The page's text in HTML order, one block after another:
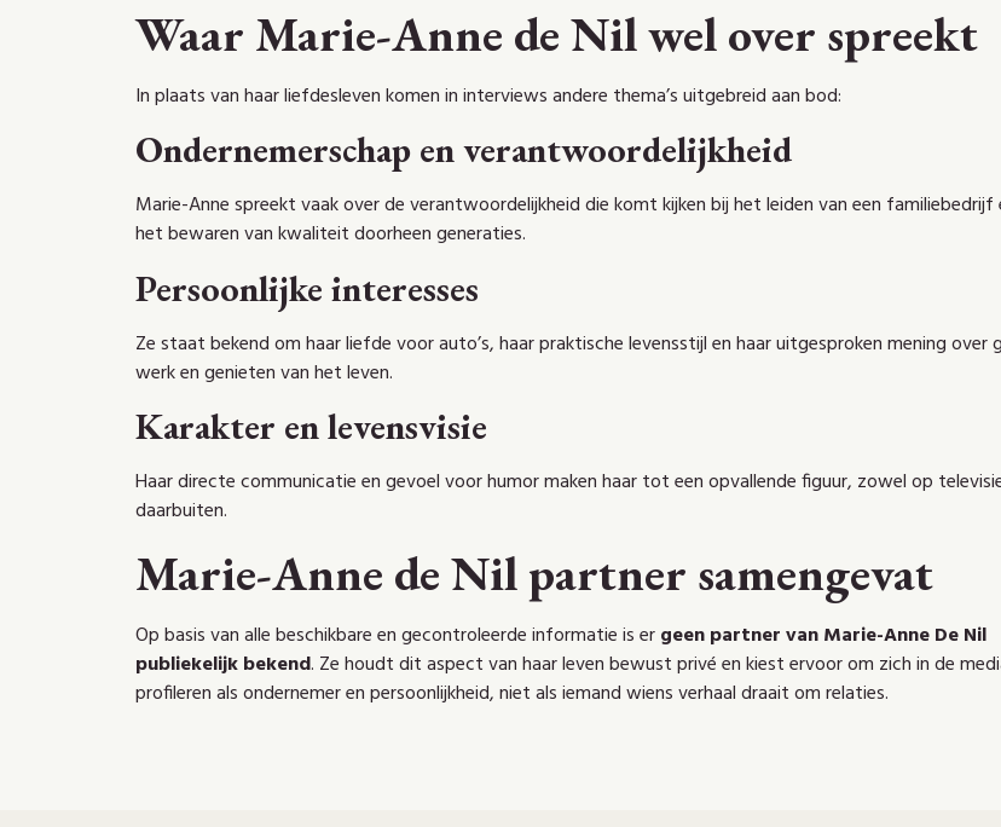
Waar Marie-Anne de Nil wel over spreekt
In plaats van haar liefdesleven komen in interviews andere thema’s uitgebreid aan bod:
Ondernemerschap en verantwoordelijkheid
Marie-Anne spreekt vaak over de verantwoordelijkheid die komt kijken bij het leiden van een familiebedrijf
het bewaren van kwaliteit doorheen generaties.
Persoonlijke interesses
Ze staat bekend om haar liefde voor auto’s, haar praktische levensstijl en haar uitgesproken mening over
werk en genieten van het leven.
Karakter en levensvisie
Haar directe communicatie en gevoel voor humor maken haar tot een opvallende figuur, zowel op
daarbuiten.
Marie-Anne de Nil partner samengevat
Op basis van alle beschikbare en gecontroleerde informatie is ergeen partner van Marie-Anne De Nil
publiekelijk bekend. Ze houdt dit aspect van haar leven bewust privé en kiest ervoor om zich in de
profileren als ondernemer en persoonlijkheid, niet als iemand wiens verhaal draait om relaties.